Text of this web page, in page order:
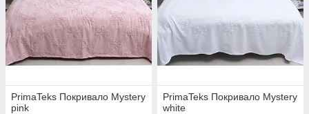
PrimaTeks Покривало Mystery
pink
PrimaTeks Покривало Mystery
white